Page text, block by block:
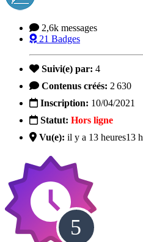
2,6k messages
21 Badges
Suivi(e) par: 4
Contenus créés: 2 630
Inscription: 10/04/2021
Statut: Hors ligne
Vu(e): il y a 13 heures13 h